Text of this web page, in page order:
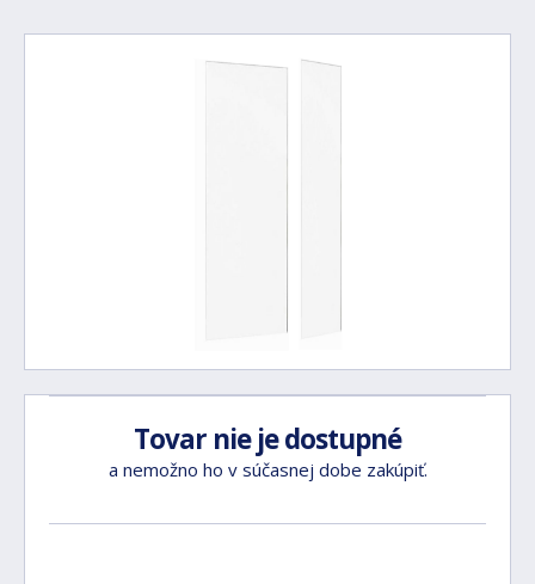
Tovar nie je dostupné
a nemožno ho v súčasnej dobe zakúpiť.